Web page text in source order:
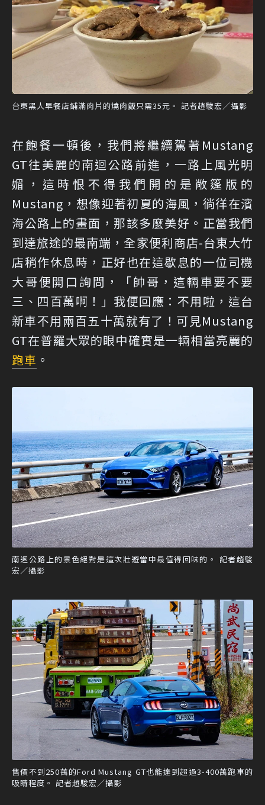
台東黑人早餐店鋪滿肉片的燒肉飯只需35元。 記者趙駿宏／攝影
在飽餐一頓後，我們將繼續駕著Mustang
GT往美麗的南迴公路前進，一路上風光明
媚，這時恨不得我們開的是敞篷版的
Mustang，想像迎著初夏的海風，徜徉在濱
海公路上的畫面，那該多麼美好。正當我們
到達旅途的最南端，全家便利商店-台東大竹
店稍作休息時，正好也在這歇息的一位司機
大哥便開口詢問，「帥哥，這輛車要不要
三、四百萬啊！」我便回應：不用啦，這台
新車不用兩百五十萬就有了！可見Mustang
GT在普羅大眾的眼中確實是一輛相當亮麗的
跑車 。
南迴公路上的景色絕對是這次壯遊當中最值得回味的。 記者趙駿
宏／攝影
售價不到250萬的Ford Mustang GT也能達到超過3-400萬跑車的
吸睛程度。 記者趙駿宏／攝影